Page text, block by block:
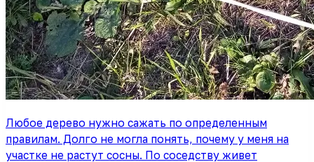
Любое дерево нужно сажать по определенным
правилам. Долго не могла понять, почему у меня на
участке не растут сосны. По соседству живет